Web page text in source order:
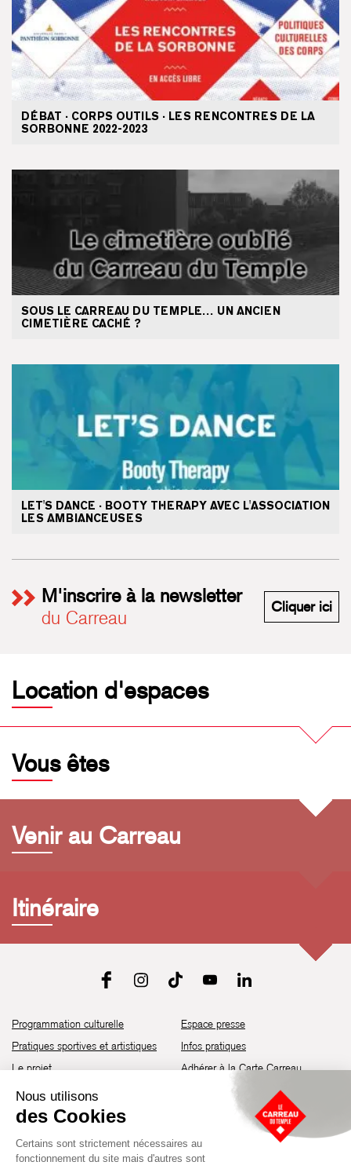
DÉBAT · CORPS OUTILS · LES RENCONTRES DE LA
SORBONNE 2022-2023
SOUS LE CARREAU DU TEMPLE… UN ANCIEN
CIMETIÈRE CACHÉ ?
LET'S DANCE · BOOTY THERAPY AVEC L'ASSOCIATION
LES AMBIANCEUSES
M'inscrire à la newsletter
du Carreau
Cliquer ici
Location d'espaces
Vous êtes
Venir au Carreau
Itinéraire
Programmation culturelle
Pratiques sportives et artistiques
Le projet
Brochure de saison 25-26
Découvrir les espaces
Devenir partenaire
Espace presse
Infos pratiques
Adhérer à la Carte Carreau
Guide d’accessibilité